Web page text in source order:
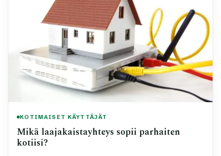
KOTIMAISET KÄYTTÄJÄT
Mikä laajakaistayhteys sopii parhaiten
kotiisi?